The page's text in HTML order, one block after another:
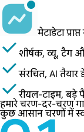
मेटाडेटा
शीर्षक, व्यू, टैग
संरचित, AI तैयार
रीयल-टाइम, बड़े
हमारे चरण-दर-चरण
कुछ आसान चरणों में